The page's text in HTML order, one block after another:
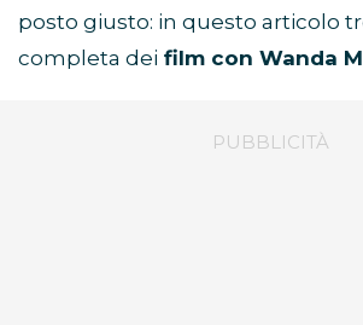
posto giusto: in questo articolo
completa dei film con Wanda